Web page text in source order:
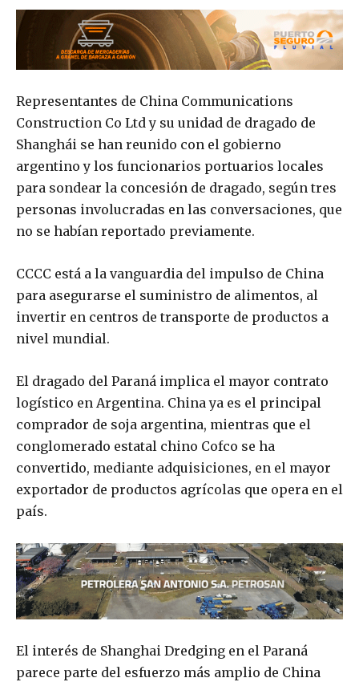
Representantes de China Communications
Construction Co Ltd y su unidad de dragado de
Shanghái se han reunido con el gobierno
argentino y los funcionarios portuarios locales
para sondear la concesión de dragado, según tres
personas involucradas en las conversaciones, que
no se habían reportado previamente.
CCCC está a la vanguardia del impulso de China
para asegurarse el suministro de alimentos, al
invertir en centros de transporte de productos a
nivel mundial.
El dragado del Paraná implica el mayor contrato
logístico en Argentina. China ya es el principal
comprador de soja argentina, mientras que el
conglomerado estatal chino Cofco se ha
convertido, mediante adquisiciones, en el mayor
exportador de productos agrícolas que opera en el
país.
El interés de Shanghai Dredging en el Paraná
parece parte del esfuerzo más amplio de China